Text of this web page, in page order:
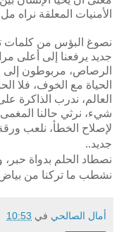
الأمنيات المعلقة نراه
نصوغ البؤس من كلمات
جديد يرفعنا إلى أعلى
الرصاص، مربوطون إلى
الحياة مع الخوف، فلا
العالم، ندرب الذاكرة
شيء، نرثي حالنا
لإصلاح الخطأ، نلعب
جديد..
نصطاد الحلم بدواة
نشطب ما تركنا من
أمال الصالحي في 10:53